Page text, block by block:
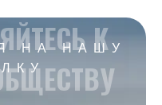
НА НАШУ
К